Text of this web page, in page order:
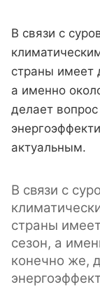
В связи с
страны имеет
а именно
делает
актуальным.
В связи с
страны
сезон, а
конечно же,